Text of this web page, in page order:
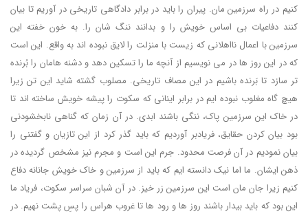
کنیم در راه سرزمین مان. پیران را باید در برابر دادگاهی تاریخی در آوریم تا بیان
کنند دفاعیات بی اساس خویش را و بدانند ننگ شان را. به خون خفته این
سرزمین با اعمال نااهلانی که زیست با منزلت را لایق نبوده اند به واقع. این است
که در این روز ها در می نویسیم از آنچه ما را تسکین دهد و دشنه هامان را بُرنده
تر سازد تا بَرنده باشیم در این مصاف تاریخی. مصلوب گشته شاید این تن زیرا
هیچ گاه مغلوب نبوده ایم در برابر اینانی که سکوت را پیشه خویش ساخته اند تا
در خاک این سرزمین پاک، ننگی باشند ابدی. در آن زمان که گناهی نابخشودنی
بود بیان کردن حقایق، فریادبر آوردیم که باید گذر کرد از این تازیان و گفتنی را
بیان نمودیم در آن فرصت محدود. جرم این است و مجرم نیز مشخص گردیده در
ذهن ایشان. ما اما نیک دانسته ایم که باید از سرزمین و خاک خویش جانانه دفاع
کنیم زیرا جان مان است این سرزمین زر خیز. در آن شبان سراسر سکوت، فریاد ما
این بود که باید بیدار باشند روز ها و رود ها تا غروب هراس را پسِ پشت نهیم. در